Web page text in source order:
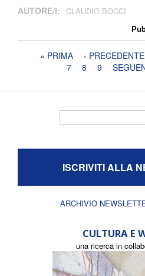
AUTORE/I: CLAUDIO BOCCI
Pagine« PRIMA ‹ PRECEDENTE
7
8 9
ISCRIVITI ALLA
ARCHIVIO
CULTURA E
una ricerca in